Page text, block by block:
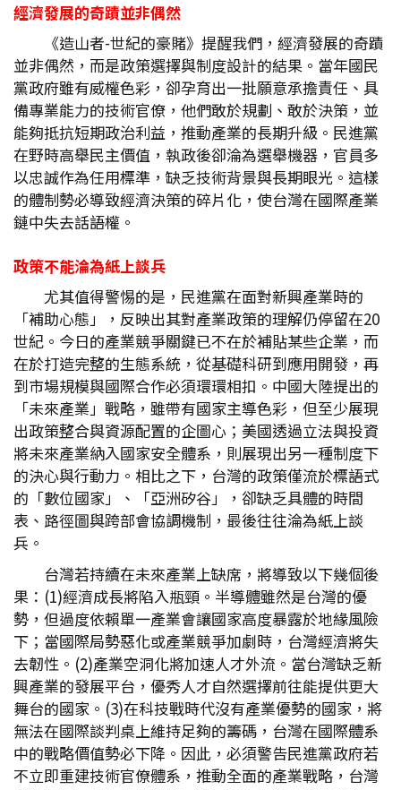
經濟發展的奇蹟並非偶然
《造山者-世紀的豪賭》提醒我們，經濟發展的奇蹟
並非偶然，而是政策選擇與制度設計的結果。當年國民
黨政府雖有威權色彩，卻孕育出一批願意承擔責任、具
備專業能力的技術官僚，他們敢於規劃、敢於決策，並
能夠抵抗短期政治利益，推動產業的長期升級。民進黨
在野時高舉民主價值，執政後卻淪為選舉機器，官員多
以忠誠作為任用標準，缺乏技術背景與長期眼光。這樣
的體制勢必導致經濟決策的碎片化，使台灣在國際產業
鏈中失去話語權。
政策不能淪為紙上談兵
尤其值得警惕的是，民進黨在面對新興產業時的
「補助心態」，反映出其對產業政策的理解仍停留在20
世紀。今日的產業競爭關鍵已不在於補貼某些企業，而
在於打造完整的生態系統，從基礎科研到應用開發，再
到市場規模與國際合作必須環環相扣。中國大陸提出的
「未來產業」戰略，雖帶有國家主導色彩，但至少展現
出政策整合與資源配置的企圖心；美國透過立法與投資
將未來產業納入國家安全體系，則展現出另一種制度下
的決心與行動力。相比之下，台灣的政策僅流於標語式
的「數位國家」、「亞洲矽谷」，卻缺乏具體的時間
表、路徑圖與跨部會協調機制，最後往往淪為紙上談
兵。
台灣若持續在未來產業上缺席，將導致以下幾個後
果：(1)經濟成長將陷入瓶頸。半導體雖然是台灣的優
勢，但過度依賴單一產業會讓國家高度暴露於地緣風險
下；當國際局勢惡化或產業競爭加劇時，台灣經濟將失
去韌性。(2)產業空洞化將加速人才外流。當台灣缺乏新
興產業的發展平台，優秀人才自然選擇前往能提供更大
舞台的國家。(3)在科技戰時代沒有產業優勢的國家，將
無法在國際談判桌上維持足夠的籌碼，台灣在國際體系
中的戰略價值勢必下降。因此，必須警告民進黨政府若
不立即重建技術官僚體系，推動全面的產業戰略，台灣